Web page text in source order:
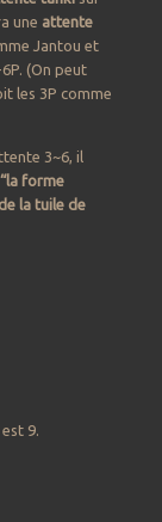
une attente
Jantou et
(On peut
les 3P comme
3~6, il
“la forme
la tuile de
9.